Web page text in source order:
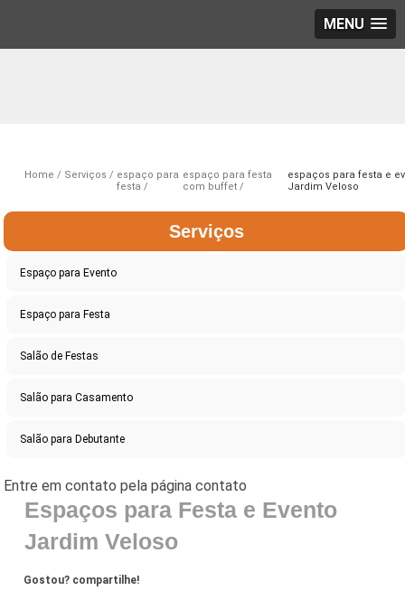
MENU
Home Serviços
espaço para
festa
espaço para festa
com buffet
espaços para festa e
Jardim Veloso
Serviços
Espaço para Evento
Espaço para Festa
Salão de Festas
Salão para Casamento
Salão para Debutante
Espaços para Festa e Evento
Jardim Veloso
Gostou? compartilhe!